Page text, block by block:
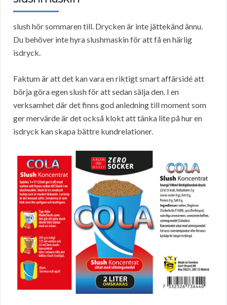
slush hör sommaren till. Drycken är inte jättekänd ännu.
Du behöver inte hyra slushmaskin för att få en härlig
isdryck.
Faktum är att det kan vara en riktigt smart affärsidé att
börja göra egen slush för att sedan sälja den. I en
verksamhet där det finns god anledning till moment som
ger mervärde är det också klokt att tänka lite på hur en
isdryck kan skapa bättre kundrelationer.